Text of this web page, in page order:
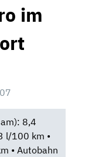
im
8,4
l/100 km •
• Autobahn